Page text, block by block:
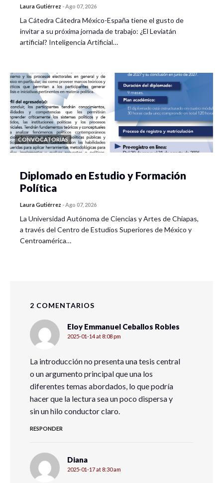
Laura Gutiérrez -Ago 07, 2026
La Cátedra Cátedra México-España tiene el gusto de
invitar a su próxima jornada de trabajo: ¿El Leviatán
artificial? Inteligencia Artificial…
CONVOCATORIAS
Diplomado en Estudio y Formación
Política
Laura Gutiérrez -Ago 07, 2026
La Universidad Autónoma de Ciencias y Artes de Chiapas,
a través del Centro de Estudios Superiores de México y
Centroamérica…
2 COMENTARIOS
Eloy Emmanuel Ceballos Robles
2025-01-14 at 8:08 pm
La introducción no presenta una tesis central
o un argumento principal que una los
diferentes temas abordados, lo que podría
hacer que la lectura sea un poco dispersa y
sin un hilo conductor claro.
RESPONDER
Diana
2025-01-17 at 8:30 am